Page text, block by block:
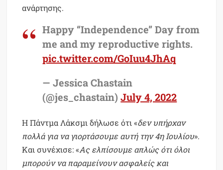
ανάρτησης.
Happy “Independence” Day from
me and my reproductive rights.
pic.twitter.com/GoIuu4JhAq
— Jessica Chastain
(@jes_chastain)July 4, 2022
Η Πάντμα Λάκσμι δήλωσε ότι «δεν υπήρχαν
πολλά για να γιορτάσουμε αυτή την 4η Ιουλίου».
Και συνέχισε: «Ας ελπίσουμε απλώς ότι όλοι
μπορούν να παραμείνουν ασφαλείς και